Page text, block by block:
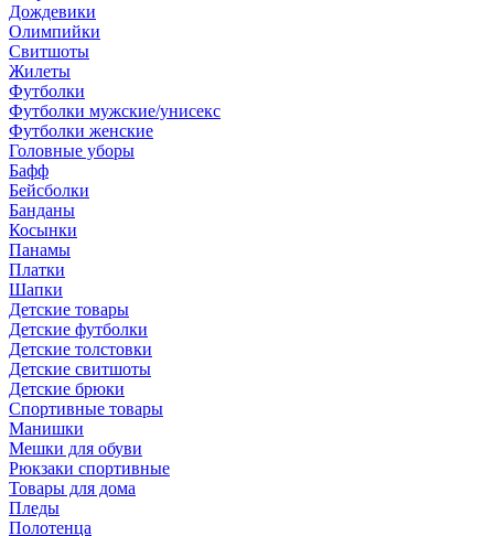
Дождевики
Олимпийки
Свитшоты
Жилеты
Футболки
Футболки мужские/унисекс
Футболки женские
Головные уборы
Бафф
Бейсболки
Банданы
Косынки
Панамы
Платки
Шапки
Детские товары
Детские футболки
Детские толстовки
Детские свитшоты
Детские брюки
Спортивные товары
Манишки
Мешки для обуви
Рюкзаки спортивные
Товары для дома
Пледы
Полотенца